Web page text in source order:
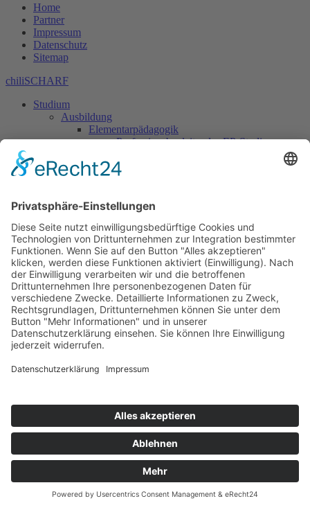
Home
Partner
Impressum
Datenschutz
Sitemap
chiliSCHARF
Studium
Ausbildung
Elementarpädagogik
Professionsbegleitendes EP-Studium
Grundständiges EP-Studium
Denkwerkstatt
Kinderschutz
Lehramt Primarstufe
Anmeldung zum Studium
Leitfaden zum Studienbeginn
Eckdaten zum Studium
Curriculum
Schwerpunkte
Bachelor Primarstufe
Master Primarstufe
Lehramt Sekundarstufe
Anmeldung zum Studium
Curricula
Leitfaden zum Studienbeginn
Anerkennungen
Lehramt Religion
Studienrichtungen
Unsere Lehrenden
Pädagogisch Praktische Studien
PPS Primarstufe
PPS Sekundarstufe